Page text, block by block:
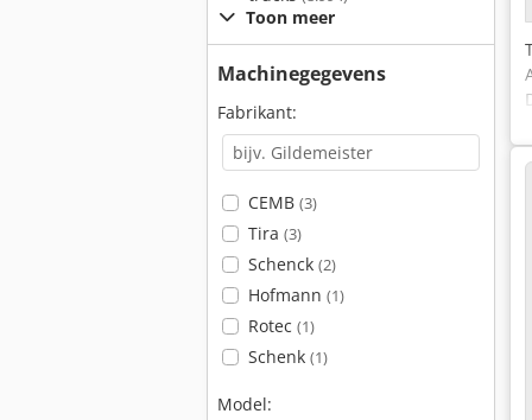
Toon meer
Machinegegevens
Fabrikant:
CEMB (3)
Tira (3)
Schenck (2)
Hofmann (1)
Rotec (1)
Schenk (1)
Model: